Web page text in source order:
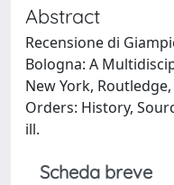
Abstract
Recensione di
Bologna: A
New York,
Orders: History,
ill.
Scheda breve